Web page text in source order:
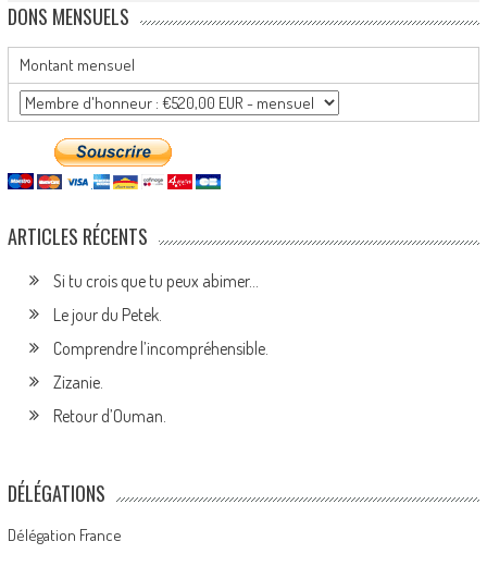
DONS MENSUELS
Montant mensuel
ARTICLES RÉCENTS
Si tu crois que tu peux abimer…
Le jour du Petek.
Comprendre l’incompréhensible.
Zizanie.
Retour d’Ouman.
DÉLÉGATIONS
Délégation France